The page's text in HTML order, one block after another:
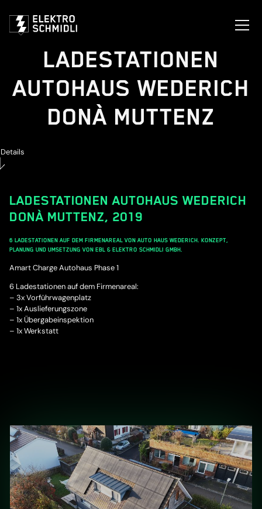
LADESTATIONEN
AUTOHAUS WEDERICH
DONÀ MUTTENZ
LADESTATIONEN AUTOHAUS WEDERICH
DONÀ MUTTENZ, 2019
6 LADESTATIONEN AUF DEM FIRMENAREAL VON AUTO HAUS WEDERICH. KONZEPT,
PLANUNG UND UMSETZUNG VON EBL & ELEKTRO SCHMIDLI GMBH.
Amart Charge Autohaus Phase 1
6 Ladestationen auf dem Firmenareal:
– 3x Vorführwagenplatz
– 1x Auslieferungszone
– 1x Übergabeinspektion
– 1x Werkstatt